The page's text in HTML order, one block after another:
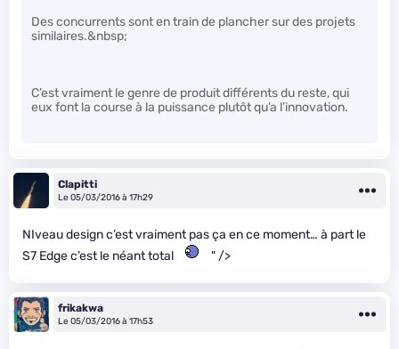
Des concurrents sont en train de plancher sur des projets
similaires.&nbsp;
C’est vraiment le genre de produit différents du reste, qui
eux font la course à la puissance plutôt qu’a l’innovation.
Clapitti
Le 05/03/2016 à 17h29
NIveau design c’est vraiment pas ça en ce moment… à part le
S7 Edge c’est le néant total
" />
frikakwa
Le 05/03/2016 à 17h53